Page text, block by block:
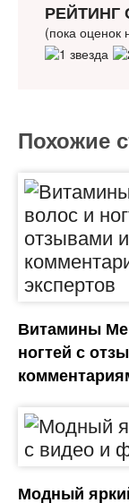
РЕЙТИНГ
(пока оценок
Похожие
Витамины
ногтей с
Модный